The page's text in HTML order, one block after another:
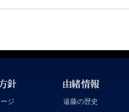
ジ
遠藤の歴史